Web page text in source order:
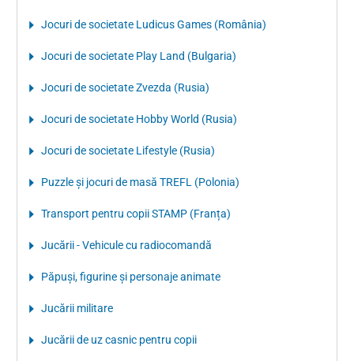
Jocuri de societate Ludicus Games (România)
Jocuri de societate Play Land (Bulgaria)
Jocuri de societate Zvezda (Rusia)
Jocuri de societate Hobby World (Rusia)
Jocuri de societate Lifestyle (Rusia)
Puzzle şi jocuri de masă TREFL (Polonia)
Transport pentru copii STAMP (Franța)
Jucării - Vehicule cu radiocomandă
Păpuşi, figurine şi personaje animate
Jucării militare
Jucării de uz casnic pentru copii